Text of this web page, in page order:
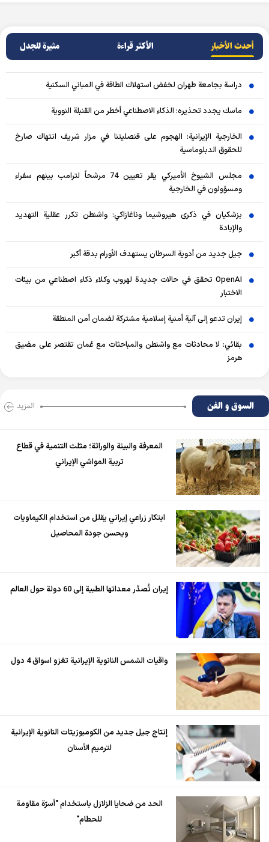
أحدث الأخبار الأکثر قراءة مثيرة للجدل
دراسة بجامعة طهران لخفض استهلاك الطاقة في المباني السكنية
ماسك يجدد تحذيره: الذكاء الاصطناعي أخطر من القنبلة النووية
الخارجية الإيرانية: الهجوم على قنصليتنا في مزار شريف انتهاك صارخ
للحقوق الدبلوماسية
مجلس الشيوخ الأميركي يقر تعيين 74 مرشحاً لترامب بينهم سفراء
ومسؤولون في الخارجية
بزشكيان في ذكرى هيروشيما وناغازاكي: واشنطن تكرر عقلية التهديد
والإبادة
جيل جديد من أدوية السرطان يستهدف الأورام بدقة أكبر
OpenAI تحقق في حالات جديدة لهروب وكلاء ذكاء اصطناعي من بيئات
الاختبار
إيران تدعو إلى آلية أمنية إسلامية مشتركة لضمان أمن المنطقة
بقائي: لا محادثات مع واشنطن والمباحثات مع عُمان تقتصر على مضيق
هرمز
السوق و الفن المزید
المعرفة والبيئة والوراثة؛ مثلث التنمية في قطاع
تربية المواشي الإيراني
ابتكار زراعي إيراني يقلل من استخدام الكيماويات
ويحسن جودة المحاصيل
إيران تُصدّر معداتها الطبية إلى 60 دولة حول العالم
واقيات الشمس النانوية الإيرانية تغزو اسواق 4 دول
إنتاج جيل جديد من الكومبوزيتات النانوية الإيرانية
لترميم الأسنان
الحد من ضحايا الزلازل باستخدام "أسرّة مقاومة
للحطام"